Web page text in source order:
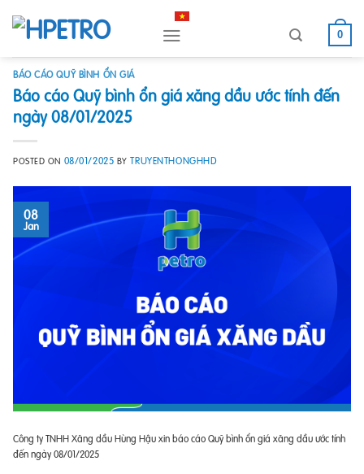
content
0
BÁO CÁO QUỸ BÌNH ỔN GIÁ
Báo cáo Quỹ bình ổn giá xăng dầu ước tính đến
ngày 08/01/2025
POSTED ON 08/01/2025 BYTRUYENTHONGHHD
08
Jan
Công ty TNHH Xăng dầu Hùng Hậu xin báo cáo Quỹ bình ổn giá xăng dầu ước tính
đến ngày 08/01/2025